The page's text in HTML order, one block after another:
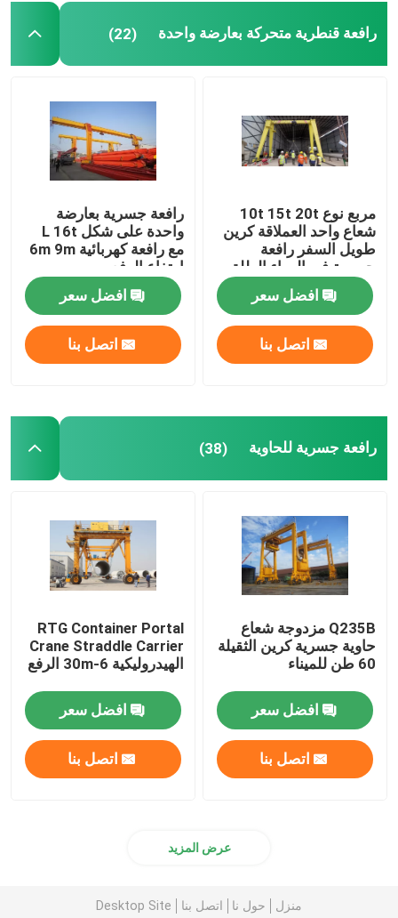
رافعة قنطرية متحركة بعارضة واحدة (22)
مربع نوع 10t 15t 20t
شعاع واحد العملاقة كرين
طويل السفر رافعة
جسرية في الهواء الطلق
افضل سعر
اتصل بنا
رافعة جسرية بعارضة
واحدة على شكل L 16t
مع رافعة كهربائية 6m 9m
ارتفاع الرفع
افضل سعر
اتصل بنا
رافعة جسرية للحاوية (38)
Q235B مزدوجة شعاع
حاوية جسرية كرين الثقيلة
60 طن للميناء
افضل سعر
اتصل بنا
RTG Container Portal
Crane Straddle Carrier
الهيدروليكية 6-30m الرفع
افضل سعر
اتصل بنا
عرض المزيد
منزل حول نا اتصل بنا Desktop Site